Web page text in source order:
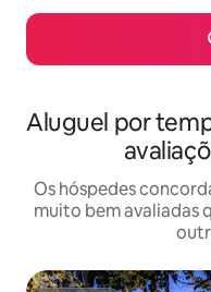
Aluguel por
Os hóspedes
muito bem avaliadas